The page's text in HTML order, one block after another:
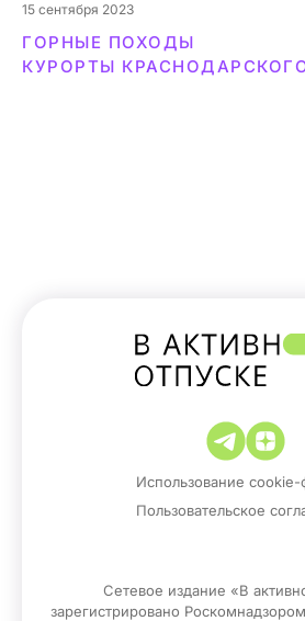
15 сентября 2023
ГОРНЫЕ ПОХОДЫ
КУРОРТЫ
Использование cookie-
Пользовательское
Сетевое издание «В
зарегистрировано